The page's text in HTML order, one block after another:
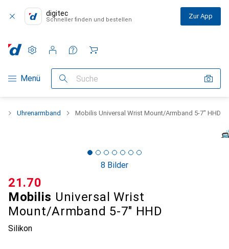
digitec
Schneller finden und bestellen Zur App
Navigation nach Kategorien
Menü Suche
Einstellungen
Kundenkonto
Vergleichslisten
Merklisten
Warenkorb
Uhrenarmband Mobilis Universal Wrist Mount/Armband 5-7" HHD
8 Bilder
Mobilis Universal Wrist
Mount/Armband 5-7" HHD
Silikon
CHF
21.70